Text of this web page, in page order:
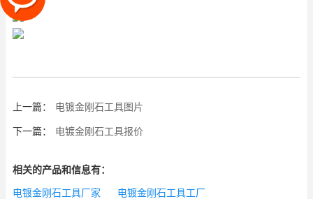
上一篇： 电镀金刚石工具图片
下一篇： 电镀金刚石工具报价
相关的产品和信息有：
电镀金刚石工具厂家 电镀金刚石工具工厂